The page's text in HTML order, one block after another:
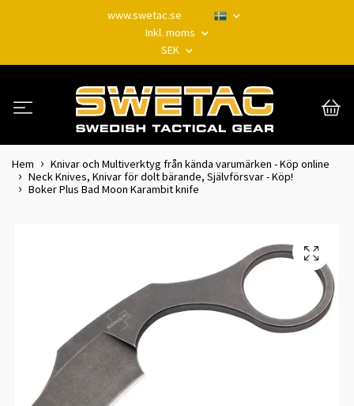
www.swetac.se
Inkl. moms
SEK
Hem
Knivar och Multiverktyg från kända varumärken - Köp online
Neck Knives, Knivar för dolt bärande, Självförsvar - Köp!
Boker Plus Bad Moon Karambit knife